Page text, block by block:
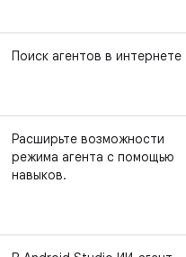
Поиск агентов в интернете
Расширьте возможности
режима агента с помощью
навыков.